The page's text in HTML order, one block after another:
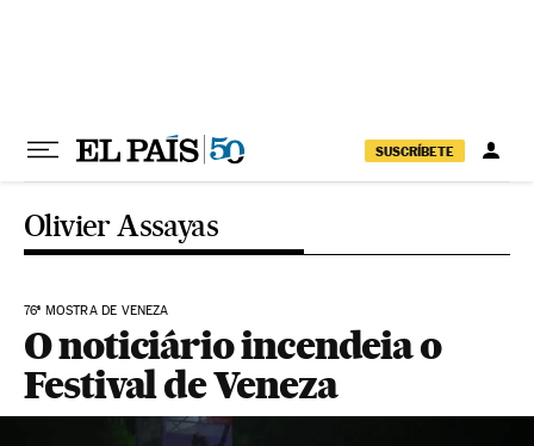
SUSCRÍBETE
Olivier Assayas
76ª MOSTRA DE VENEZA
O noticiário incendeia o
Festival de Veneza